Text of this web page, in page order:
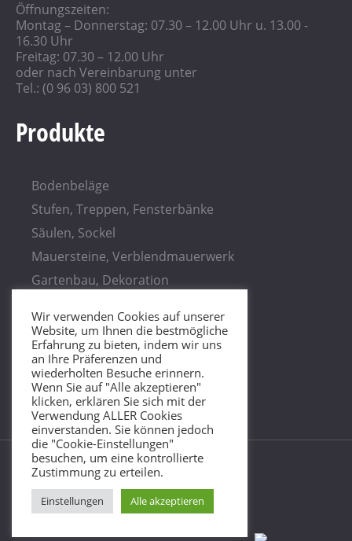
Öffnungszeiten:
Montag – Donnerstag: 07.30 – 12.00 Uhr u. 13.00 -
16.30 Uhr
Freitag: 07.30 – 12.00 Uhr
oder nach Vereinbarung unter
Tel.: (0 96 03) 800 521
Produkte
Bodenbeläge
Stufen, Treppen, Fensterbänke
Säulen, Sockel
Mauersteine, Verblendmauerwerk
Gartenbau, Dekoration
Waschbecken, Duschwannen
Rohblöcke, Rohplatten
Helgert Granit© 2026 •Impressum & Datenschutz
Wir verwenden Cookies auf unserer
Website, um Ihnen die bestmögliche
Erfahrung zu bieten, indem wir uns
an Ihre Präferenzen und
wiederholten Besuche erinnern.
Wenn Sie auf "Alle akzeptieren"
klicken, erklären Sie sich mit der
Verwendung ALLER Cookies
einverstanden. Sie können jedoch
die "Cookie-Einstellungen"
besuchen, um eine kontrollierte
Zustimmung zu erteilen.
Einstellungen Alle akzeptieren